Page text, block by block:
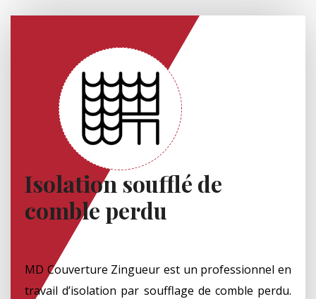
Isolation soufflé de
comble perdu
MD Couverture Zingueur est un professionnel en
travail d’isolation par soufflage de comble perdu.